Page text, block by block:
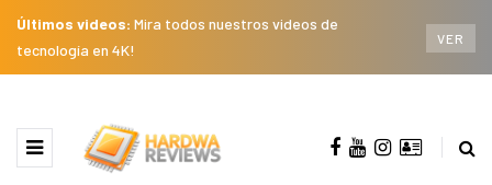
Últimos videos: Mira todos nuestros videos de
tecnología en 4K!
VER